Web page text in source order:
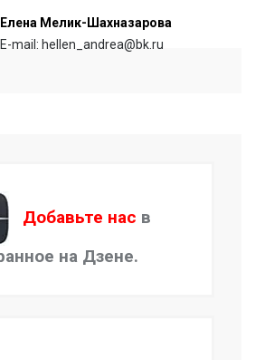
Елена Мелик-Шахназарова
E-mail: hellen_andrea@bk.ru
Добавьте нас в
на Дзене.